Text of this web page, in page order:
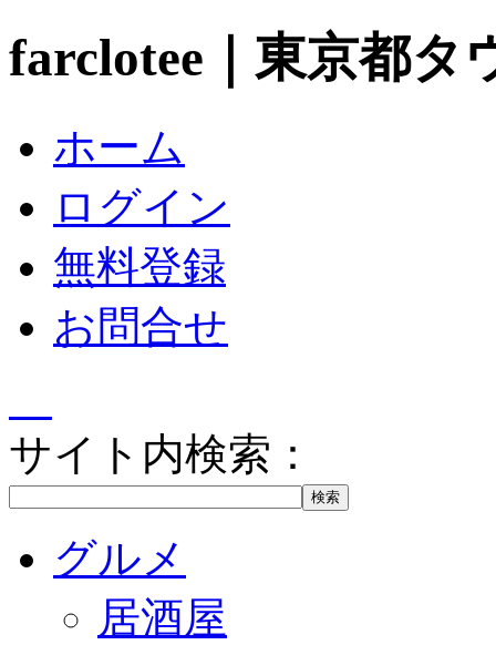
farclotee｜東京都タ
ホーム
ログイン
無料登録
お問合せ
サイト内検索：
グルメ
居酒屋